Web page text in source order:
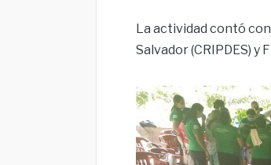
La actividad contó
Salvador (CRIPDES) y